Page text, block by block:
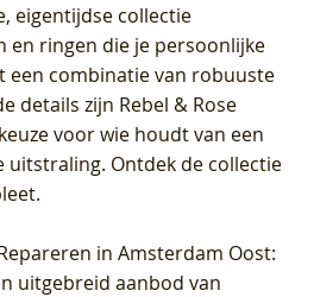
eigentijdse collectie
en ringen die je persoonlijke
een combinatie van robuuste
details zijn Rebel & Rose
voor wie houdt van een
uitstraling. Ontdek de collectie
in Amsterdam Oost:
uitgebreid aanbod van